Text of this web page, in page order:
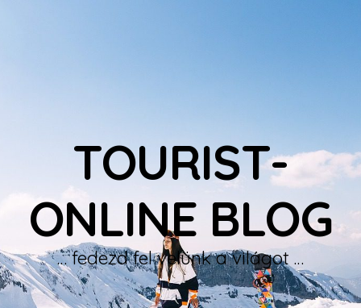
TOURIST-
ONLINE BLOG
… fedezd fel velünk a világot …